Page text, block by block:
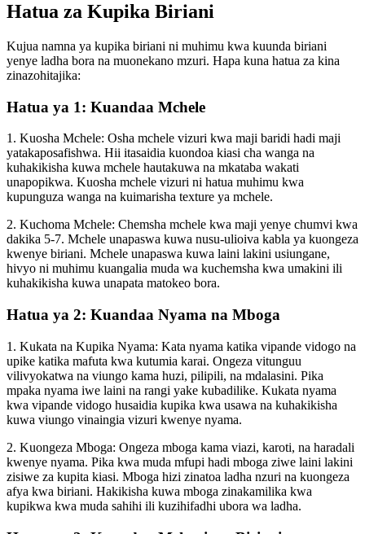
Hatua za Kupika Biriani
Kujua namna ya kupika biriani ni muhimu kwa kuunda biriani
yenye ladha bora na muonekano mzuri. Hapa kuna hatua za kina
zinazohitajika:
Hatua ya 1: Kuandaa Mchele
1. Kuosha Mchele: Osha mchele vizuri kwa maji baridi hadi maji
yatakaposafishwa. Hii itasaidia kuondoa kiasi cha wanga na
kuhakikisha kuwa mchele hautakuwa na mkataba wakati
unapopikwa. Kuosha mchele vizuri ni hatua muhimu kwa
kupunguza wanga na kuimarisha texture ya mchele.
2. Kuchoma Mchele: Chemsha mchele kwa maji yenye chumvi kwa
dakika 5-7. Mchele unapaswa kuwa nusu-ulioiva kabla ya kuongeza
kwenye biriani. Mchele unapaswa kuwa laini lakini usiungane,
hivyo ni muhimu kuangalia muda wa kuchemsha kwa umakini ili
kuhakikisha kuwa unapata matokeo bora.
Hatua ya 2: Kuandaa Nyama na Mboga
1. Kukata na Kupika Nyama: Kata nyama katika vipande vidogo na
upike katika mafuta kwa kutumia karai. Ongeza vitunguu
vilivyokatwa na viungo kama huzi, pilipili, na mdalasini. Pika
mpaka nyama iwe laini na rangi yake kubadilike. Kukata nyama
kwa vipande vidogo husaidia kupika kwa usawa na kuhakikisha
kuwa viungo vinaingia vizuri kwenye nyama.
2. Kuongeza Mboga: Ongeza mboga kama viazi, karoti, na haradali
kwenye nyama. Pika kwa muda mfupi hadi mboga ziwe laini lakini
zisiwe za kupita kiasi. Mboga hizi zinatoa ladha nzuri na kuongeza
afya kwa biriani. Hakikisha kuwa mboga zinakamilika kwa
kupikwa kwa muda sahihi ili kuzihifadhi ubora wa ladha.